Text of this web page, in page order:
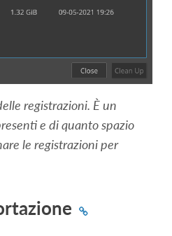
registrazioni. È un
e di quanto spazio
le registrazioni per